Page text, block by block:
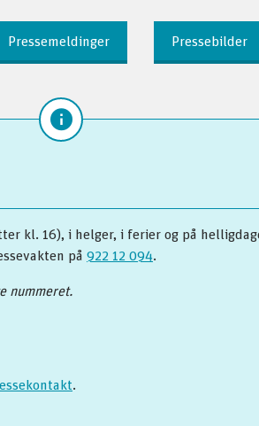
Pressemeldinger Pressebilder
kl. 16), i helger, i ferier og på
på 922 12 094.
nummeret.
.